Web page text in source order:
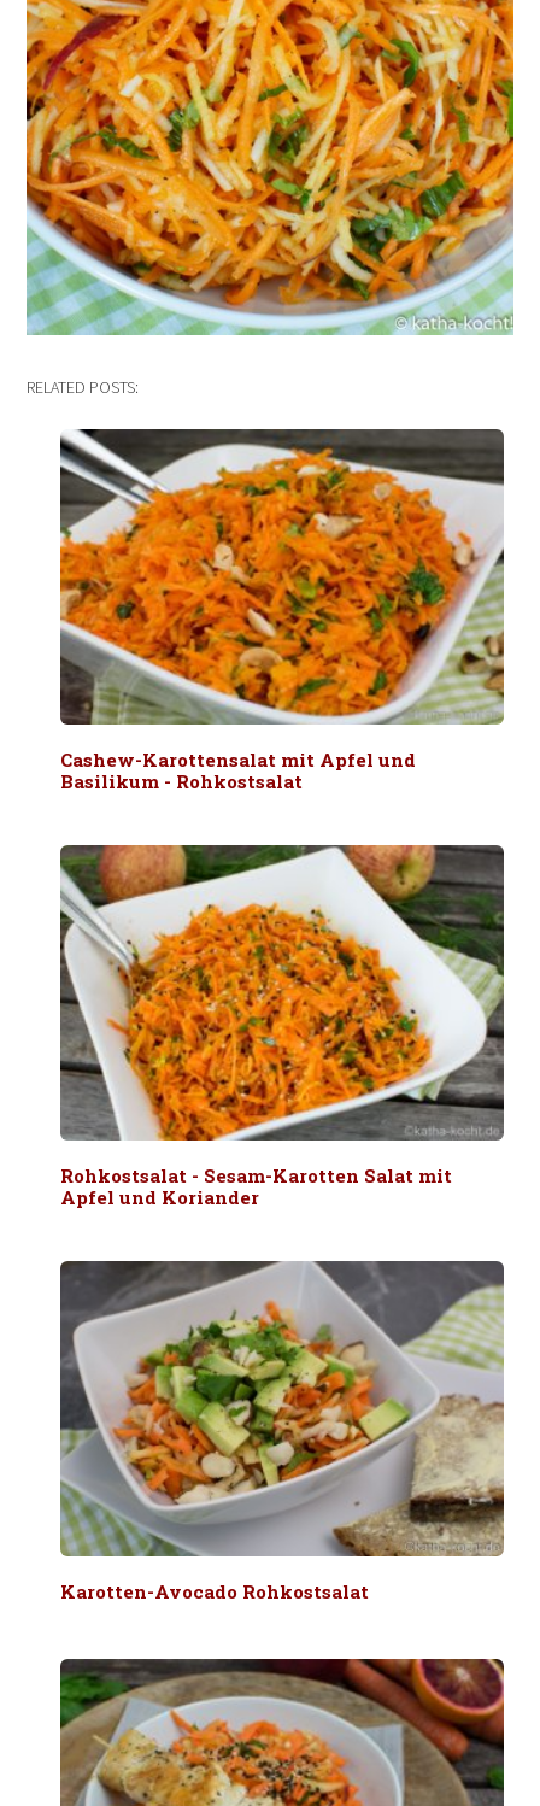
RELATED POSTS:
Cashew-Karottensalat mit Apfel und
Basilikum - Rohkostsalat
Rohkostsalat - Sesam-Karotten Salat mit
Apfel und Koriander
Karotten-Avocado Rohkostsalat